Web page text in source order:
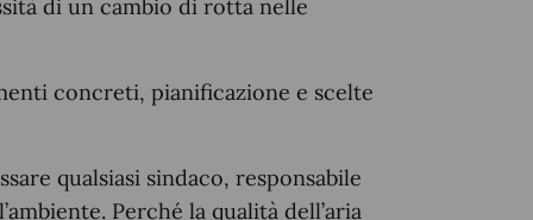
di un cambio di rotta nelle
concreti, pianificazione e scelte
qualsiasi sindaco, responsabile
Perché la qualità dell’aria